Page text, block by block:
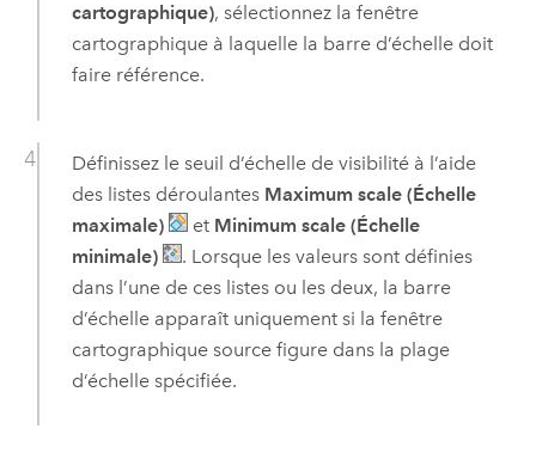
cartographique), sélectionnez la fenêtre
cartographique à laquelle la barre d’échelle doit
faire référence.
Définissez le seuil d’échelle de visibilité à l’aide
des listes déroulantes Maximum scale (Échelle
maximale)
et Minimum scale (Échelle
minimale)
. Lorsque les valeurs sont définies
dans l’une de ces listes ou les deux, la barre
d’échelle apparaît uniquement si la fenêtre
cartographique source figure dans la plage
d’échelle spécifiée.